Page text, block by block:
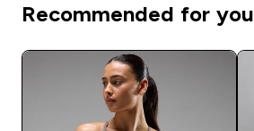
Recommended for you